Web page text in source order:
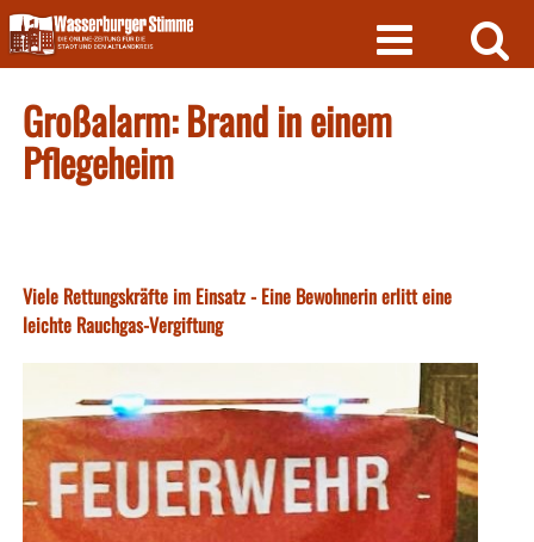
Skip
to
content
Großalarm: Brand in einem
Pflegeheim
Viele Rettungskräfte im Einsatz - Eine Bewohnerin erlitt eine
leichte Rauchgas-Vergiftung